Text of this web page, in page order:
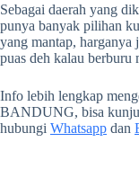
Sebagai daerah yang
punya banyak pilihan
yang mantap,
puas deh kalau berburu
Info lebih lengkap
BANDUNG, bisa
hubungi Whatsapp dan